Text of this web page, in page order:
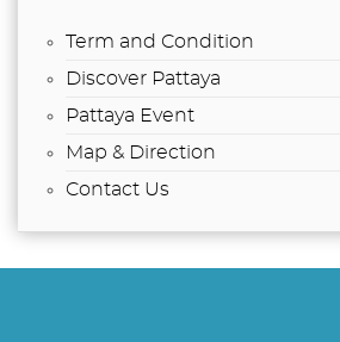
Term and Condition
Discover Pattaya
Pattaya Event
Map & Direction
Contact Us